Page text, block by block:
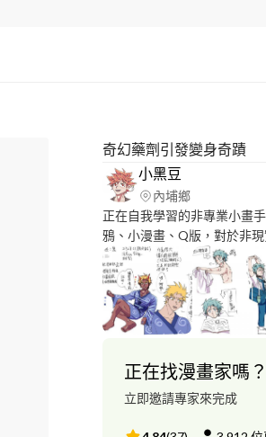
奇幻藥劑引發變身奇蹟
小黑豆
內埔鄉
正在自我學習的非專業小畫
鴉、小漫畫、Q版，對於非
動物也可以繪製，非人角色
正在找漫畫家嗎？
立即邀請專家來完成